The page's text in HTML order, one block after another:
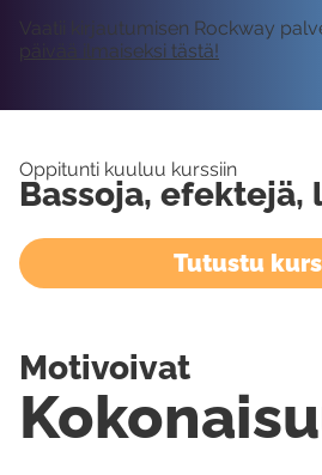
Vaatii kirjautumisen Rockway
päivää ilmaiseksi tästä!
Oppitunti kuuluu kurssiin
Bassoja,
Tutustu
Motivoivat